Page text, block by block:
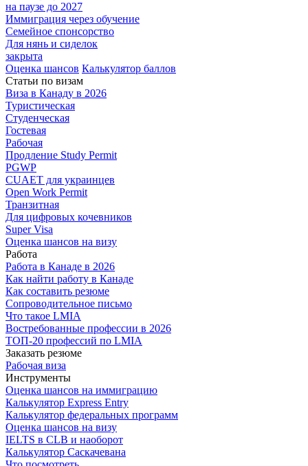
на паузе до 2027
Иммиграция через обучение
Семейное спонсорство
Для нянь и сиделок
закрыта
Оценка шансов Калькулятор баллов
Статьи по визам
Виза в Канаду в 2026
Туристическая
Студенческая
Гостевая
Рабочая
Продление Study Permit
PGWP
CUAET для украинцев
Open Work Permit
Транзитная
Для цифровых кочевников
Super Visa
Оценка шансов на визу
Работа
Работа в Канаде в 2026
Как найти работу в Канаде
Как составить резюме
Сопроводительное письмо
Что такое LMIA
Востребованные профессии в 2026
ТОП-20 профессий по LMIA
Заказать резюме
Рабочая виза
Инструменты
Оценка шансов на иммиграцию
Калькулятор Express Entry
Калькулятор федеральных программ
Оценка шансов на визу
IELTS в CLB и наоборот
Калькулятор Саскачевана